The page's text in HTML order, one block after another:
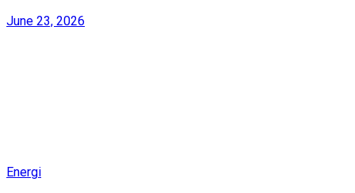
June 23, 2026
Energi